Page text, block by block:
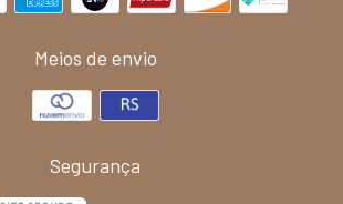
Meios de envio
Segurança